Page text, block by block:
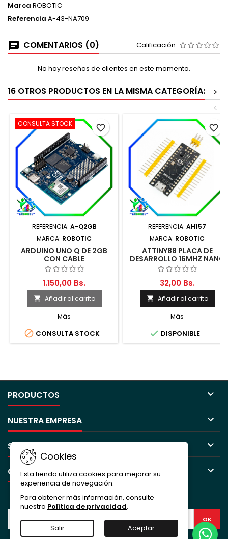
Marca ROBOTIC
Referencia A-43-NA709
COMENTARIOS (0) Calificación
No hay reseñas de clientes en este momento.
16 OTROS PRODUCTOS EN LA MISMA CATEGORÍA:
>
<
CONSULTA STOCK
REFERENCIA: A-Q2GB
MARCA: ROBOTIC
ARDUINO UNO Q DE 2GB
CON CABLE
1.150,00 Bs.
 Añadir al carrito
Más
 CONSULTA STOCK
favorite_border
REFERENCIA: AH157
MARCA: ROBOTIC
ATTINY88 PLACA DE
DESARROLLO 16MHZ NANO
V3.0
32,00 Bs.
 Añadir al carrito
Más
 DISPONIBLE
favorite_border
PRODUCTOS 
NUESTRA EMPRESA 
SU CUENTA 
CONTACTO 
Cookies
Esta tienda utiliza cookies para mejorar su
experiencia de navegación.
Para obtener más información, consulte
nuestra Política de privacidad.
Salir Aceptar
BOLETÍN